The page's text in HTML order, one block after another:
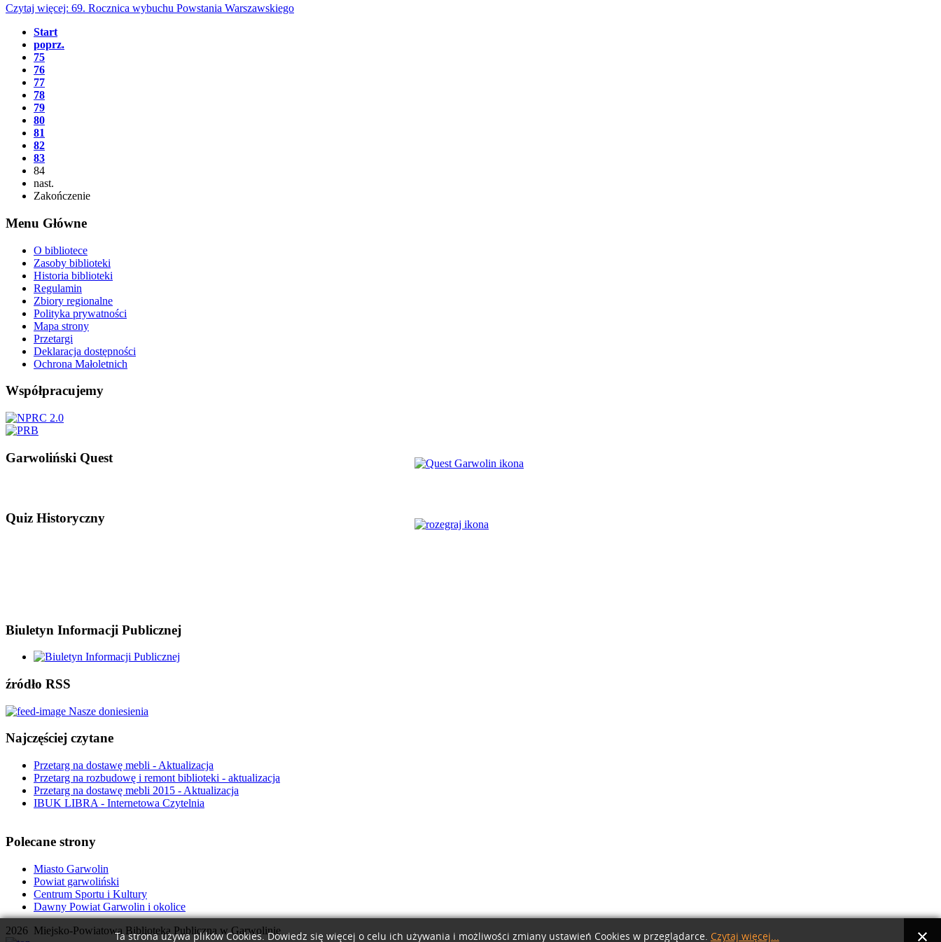
Czytaj więcej: 69. Rocznica wybuchu Powstania Warszawskiego
Start
poprz.
75
76
77
78
79
80
81
82
83
84
nast.
Zakończenie
Menu Główne
O bibliotece
Zasoby biblioteki
Historia biblioteki
Regulamin
Zbiory regionalne
Polityka prywatności
Mapa strony
Przetargi
Deklaracja dostępności
Ochrona Małoletnich
Współpracujemy
Garwoliński Quest
Quiz Historyczny
Biuletyn Informacji Publicznej
źródło RSS
Nasze doniesienia
Najczęściej czytane
Przetarg na dostawę mebli - Aktualizacja
Przetarg na rozbudowę i remont biblioteki - aktualizacja
Przetarg na dostawę mebli 2015 - Aktualizacja
IBUK LIBRA - Internetowa Czytelnia
Polecane strony
Miasto Garwolin
Powiat garwoliński
Centrum Sportu i Kultury
Dawny Powiat Garwolin i okolice
2026 Miejsko-Powiatowa Biblioteka Publiczna w Garwolinie
Ta strona używa plików Cookies. Dowiedz się więcej o celu ich używania i możliwości zmiany ustawień Cookies w przeglądarce. Czytaj więcej...